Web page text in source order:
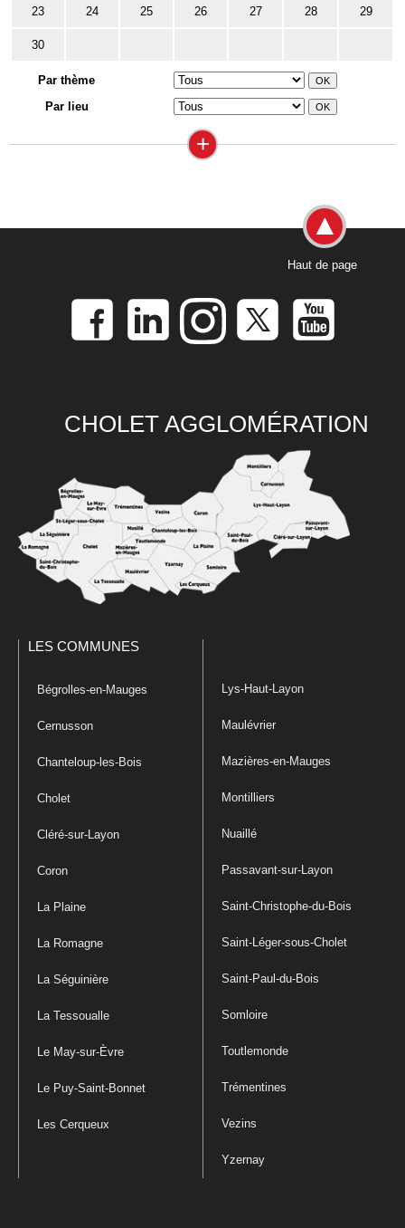
23 24 25 26 27 28 29
30
Par thème
Par lieu
+
Haut de page
CHOLET AGGLOMÉRATION
LES COMMUNES
Bégrolles-en-Mauges
Cernusson
Chanteloup-les-Bois
Cholet
Cléré-sur-Layon
Coron
La Plaine
La Romagne
La Séguinière
La Tessoualle
Le May-sur-Èvre
Le Puy-Saint-Bonnet
Les Cerqueux
Lys-Haut-Layon
Maulévrier
Mazières-en-Mauges
Montilliers
Nuaillé
Passavant-sur-Layon
Saint-Christophe-du-Bois
Saint-Léger-sous-Cholet
Saint-Paul-du-Bois
Somloire
Toutlemonde
Trémentines
Vezins
Yzernay